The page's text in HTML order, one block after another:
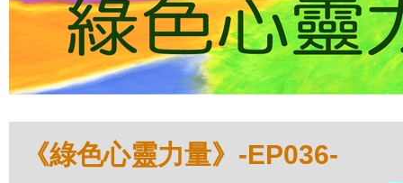
《綠色心靈力量》-EP036-